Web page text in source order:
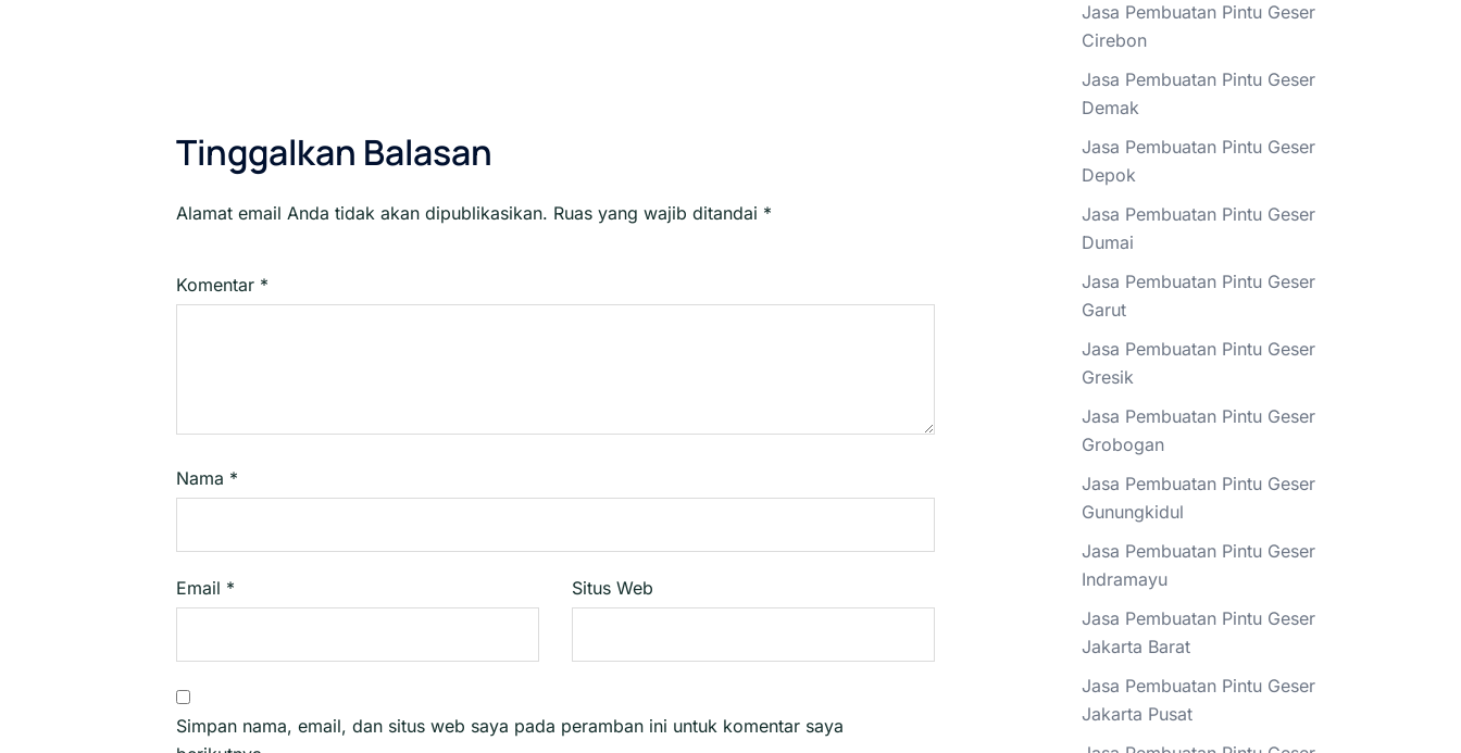
Tinggalkan Balasan
Alamat email Anda tidak akan dipublikasikan. Ruas yang wajib ditandai *
Komentar *
Nama *
Email * Situs Web
Simpan nama, email, dan situs web saya pada peramban ini untuk komentar saya
Jasa Pembuatan Pintu Geser
Cirebon
Jasa Pembuatan Pintu Geser
Demak
Jasa Pembuatan Pintu Geser
Depok
Jasa Pembuatan Pintu Geser
Dumai
Jasa Pembuatan Pintu Geser
Garut
Jasa Pembuatan Pintu Geser
Gresik
Jasa Pembuatan Pintu Geser
Grobogan
Jasa Pembuatan Pintu Geser
Gunungkidul
Jasa Pembuatan Pintu Geser
Indramayu
Jasa Pembuatan Pintu Geser
Jakarta Barat
Jasa Pembuatan Pintu Geser
Jakarta Pusat